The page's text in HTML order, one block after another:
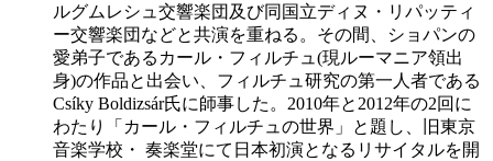
ルグムレシュ交響楽団及び同国立ディヌ・リパッティ
ー交響楽団などと共演を重ねる。その間、ショパンの
愛弟子であるカール・フィルチュ(現ルーマニア領出
身)の作品と出会い、フィルチュ研究の第一人者である
Csíky Boldizsár氏に師事した。2010年と2012年の2回に
わたり「カール・フィルチュの世界」と題し、旧東京
音楽学校・ 奏楽堂にて日本初演となるリサイタルを開